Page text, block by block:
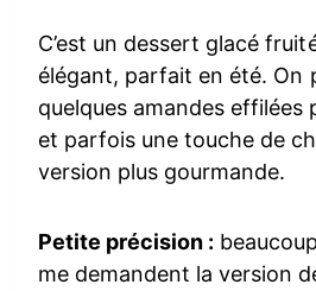
C’est un dessert glacé
élégant, parfait en été. On
quelques amandes effilées
et parfois une touche de
version plus gourmande.
Petite précision :
me demandent la version